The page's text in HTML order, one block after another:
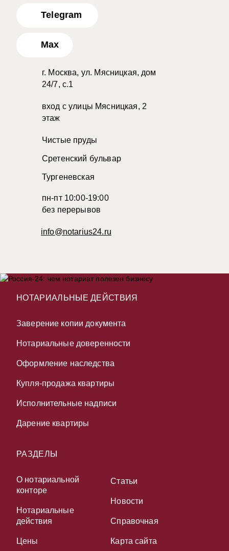
Telegram
Max
г. Москва, ул. Мясницкая, дом
24/7, с.1
вход с улицы Мясницкая, 2
этаж
Чистые пруды
Сретенский бульвар
Тургеневская
пн-пт 10:00-19:00
без перерывов
info@notarius24.ru
НОТАРИАЛЬНЫЕ ДЕЙСТВИЯ
Заверение копии документа
Нотариальные доверенности
Оформление наследства
Купля-продажа квартиры
Исполнительные надписи
Дарение квартиры
РАЗДЕЛЫ
О нотариальной
конторе
Нотариальные
действия
Цены
Статьи
Новости
Справочная
Карта сайта